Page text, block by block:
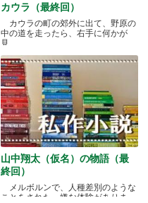
カウラ（最終回）
カウラの町の郊外に出て、野原の
中の道を走ったら、右手に何かが
見.....
山中翔太（仮名）の物語（最
終回）
メルボルンで、人種差別のような
ことをされた、嫌な体験がありま